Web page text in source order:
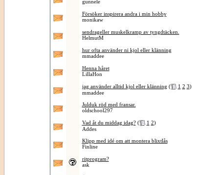
gunnele
Försöker inspirera andra i min hobby
monikaw
sendrageller muskelkramp av tyngdtäcken.
HelmutM
hur ofta använder ni kjol eller klänning
mmaddee
Henna håret
LillaHon
jag använder alltid kjol eller klänning ( 1 2 3)
mmaddee
Julduk röd med fransar.
oldschool297
Vad åt du middag idag? ( 1 2)
Addes
Klipp med idé om att montera blixtlås
Finline
ritprogram?
ask